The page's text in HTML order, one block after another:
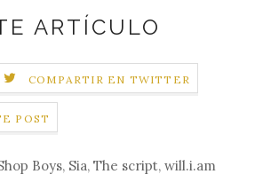
ARTÍCULO
COMPARTIR EN TWITTER
POST
Boys, Sia, The script, will.i.am